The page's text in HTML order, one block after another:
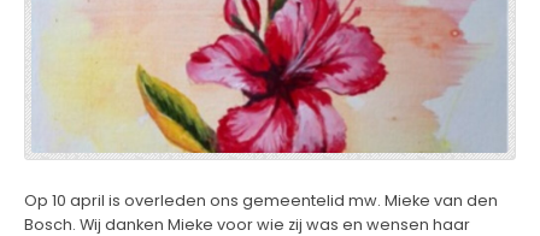
Op 10 april is overleden ons gemeentelid mw. Mieke van den
Bosch. Wij danken Mieke voor wie zij was en wensen haar